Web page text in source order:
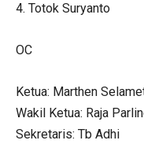
4. Totok Suryanto
OC
Ketua: Marthen
Wakil Ketua: Raja
Sekretaris: Tb Adhi